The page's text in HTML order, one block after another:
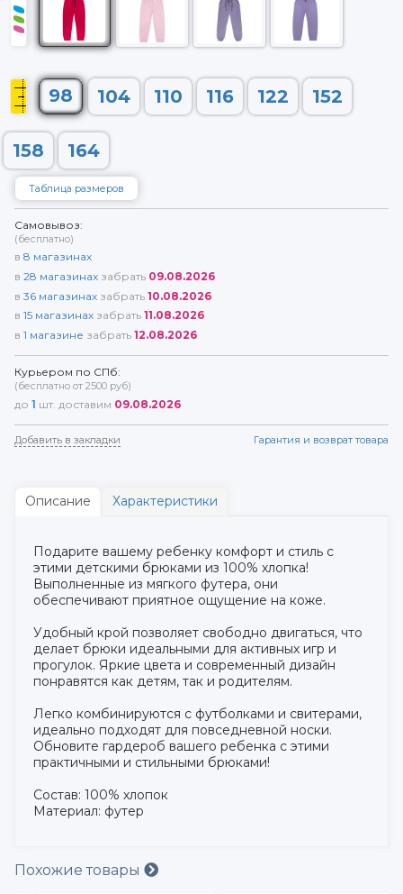
98 104 110 116 122 152
158 164
Таблица размеров
Самовывоз:
(бесплатно)
в 8 магазинах
в 28 магазинах забрать 09.08.2026
в 36 магазинах забрать 10.08.2026
в 15 магазинах забрать 11.08.2026
в 1 магазине забрать 12.08.2026
Курьером по СПб:
(бесплатно от 2500 руб)
до 1 шт. доставим 09.08.2026
Добавить в закладки Гарантия и возврат товара
Описание Характеристики
Подарите вашему ребенку комфорт и стиль с
этими детскими брюками из 100% хлопка!
Выполненные из мягкого футера, они
обеспечивают приятное ощущение на коже.
Удобный крой позволяет свободно двигаться, что
делает брюки идеальными для активных игр и
прогулок. Яркие цвета и современный дизайн
понравятся как детям, так и родителям.
Легко комбинируются с футболками и свитерами,
идеально подходят для повседневной носки.
Обновите гардероб вашего ребенка с этими
практичными и стильными брюками!
Состав: 100% хлопок
Материал: футер
Похожие товары